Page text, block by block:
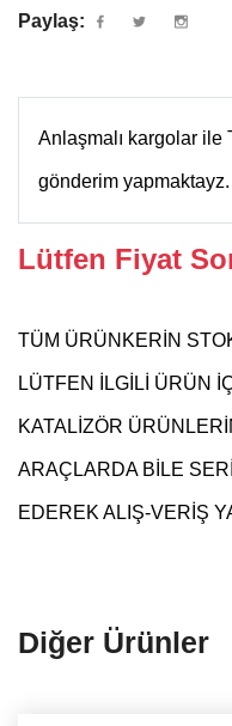
Paylaş:
Anlaşmalı kargolar ile
gönderim yapmaktayz.
Lütfen Fiyat
TÜM ÜRÜNKERİN
LÜTFEN İLGİLİ ÜRÜN
KATALİZÖR
ARAÇLARDA BİLE
EDEREK ALIŞ-VERİŞ
Diğer Ürünler